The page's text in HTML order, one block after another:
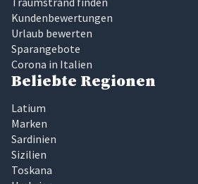
Kundenbewertungen
Urlaub bewerten
Sparangebote
Corona in Italien
Beliebte Regionen
Latium
Marken
Sardinien
Sizilien
Toskana